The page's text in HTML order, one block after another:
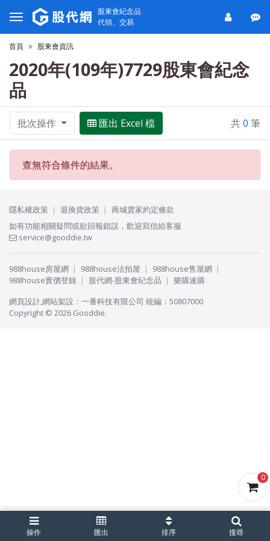
0
股東會紀念品
代領、交易
首頁 股東會資訊
2020年(109年)7729股東會紀念
品
批次操作 匯出 Excel 檔 共0 筆
查無符合條件的結果。
操作 匯出 排序 搜尋
隱私權政策 退換貨政策
商城賣家約定條款
如有功能相關疑問或欲回報錯誤，歡迎寫信給客服
service@gooddie.tw
988house房屋網 988house法拍屋
988house售屋網
988house實價登錄
股代網-股東會紀念品
樂購速購
網頁設計,網站架設 ： 一番科技有限公司 統編：50807000
Copyright © 2026 Gooddie.